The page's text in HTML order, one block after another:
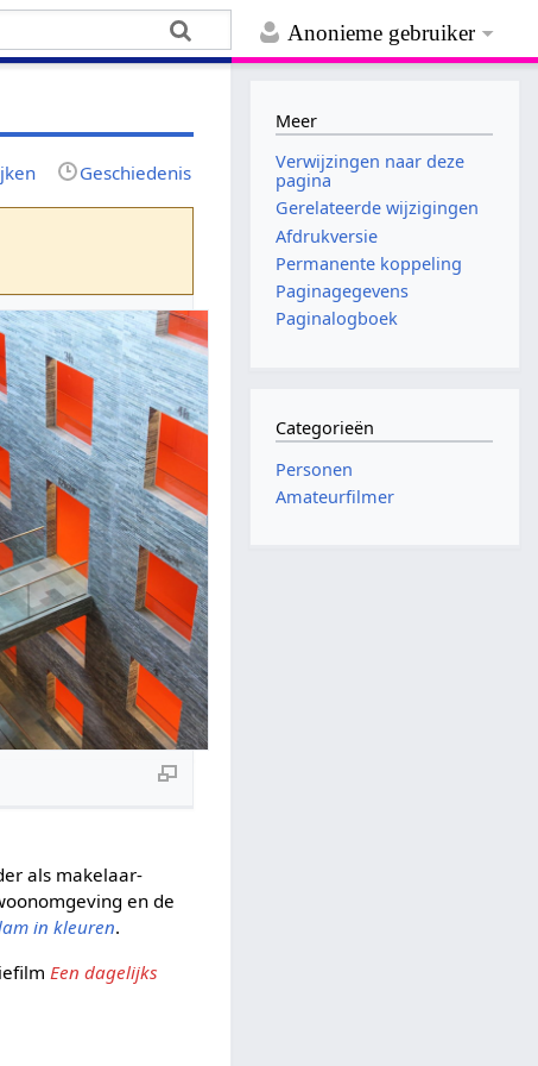
Anonieme gebruiker
Geschiedenis
als makelaar-
en de
in kleuren.
Een dagelijks
Meer
Verwijzingen naar deze
pagina
Gerelateerde wijzigingen
Afdrukversie
Permanente koppeling
Paginagegevens
Paginalogboek
Categorieën
Personen
Amateurfilmer